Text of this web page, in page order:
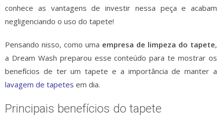
conhece as vantagens de investir nessa peça e acabam
negligenciando o uso do tapete!
Pensando nisso, como uma empresa de limpeza do tapete,
a Dream Wash preparou esse conteúdo para te mostrar os
benefícios de ter um tapete e a importância de manter a
lavagem de tapetes em dia.
Principais benefícios do tapete